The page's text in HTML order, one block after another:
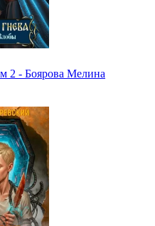
2 - Боярова Мелина